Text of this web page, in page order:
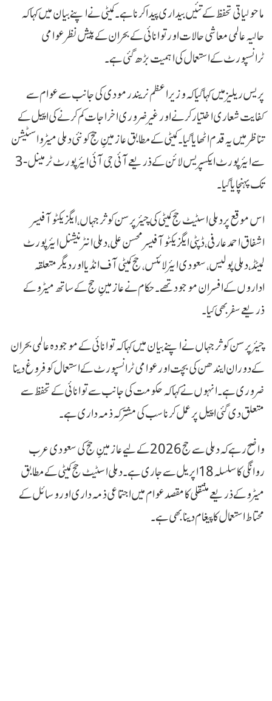
ماحولیاتی تحفظ کے تئیں بیداری پیدا کرنا ہے۔ کمیٹی نے اپنے بیان میں کہا کہ
حالیہ عالمی معاشی حالات اور توانائی کے بحران کے پیش نظر عوامی
ٹرانسپورٹ کے استعمال کی اہمیت بڑھ گئی ہے۔
پریس ریلیز میں کہا گیا کہ وزیر اعظم نریندر مودی کی جانب سے عوام سے
کفایت شعاری اختیار کرنے اور غیر ضروری اخراجات کم کرنے کی اپیل کے
تناظر میں یہ قدم اٹھایا گیا۔ کمیٹی کے مطابق عازمینِ حج کو نئی دہلی میٹرو اسٹیشن
سے ایئرپورٹ ایکسپریس لائن کے ذریعے آئی جی آئی ایئرپورٹ ٹرمینل-3
تک پہنچایا گیا۔
اس موقع پر دہلی اسٹیٹ حج کمیٹی کی چیئرپرسن کوثر جہاں، ایگزیکٹو آفیسر
اشفاق احمد عارفی، ڈپٹی ایگزیکٹو آفیسر محسن علی، دہلی انٹرنیشنل ایئرپورٹ
لمیٹڈ، دہلی پولیس، سعودی ایئر لائنس، حج کمیٹی آف انڈیا اور دیگر متعلقہ
اداروں کے افسران موجود تھے۔ حکام نے عازمینِ حج کے ساتھ میٹرو کے
ذریعے سفر بھی کیا۔
چیئرپرسن کوثر جہاں نے اپنے بیان میں کہا کہ توانائی کے موجودہ عالمی بحران
کے دوران ایندھن کی بچت اور عوامی ٹرانسپورٹ کے استعمال کو فروغ دینا
ضروری ہے۔ انہوں نے کہا کہ حکومت کی جانب سے توانائی کے تحفظ سے
متعلق دی گئی اپیل پر عمل کرنا سب کی مشترکہ ذمہ داری ہے۔
واضح رہے کہ دہلی سے حج 2026 کے لیے عازمینِ حج کی سعودی عرب
روانگی کا سلسلہ 18 اپریل سے جاری ہے۔ دہلی اسٹیٹ حج کمیٹی کے مطابق
میٹرو کے ذریعے منتقلی کا مقصد عوام میں اجتماعی ذمہ داری اور وسائل کے
محتاط استعمال کا پیغام دینا بھی ہے۔